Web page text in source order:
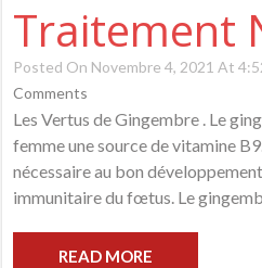
Traitement
Posted On Novembre 4, 2021 At
Comments
Les Vertus de Gingembre . Le
femme une source de vitamine
nécessaire au bon
immunitaire du fœtus. Le
READ MORE